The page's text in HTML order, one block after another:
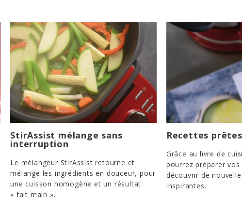
StirAssist mélange sans
interruption
Le mélangeur StirAssist retourne et
mélange les ingrédients en douceur, pour
une cuisson homogène et un résultat
« fait main ».
Recettes
Grâce au livre de
pourrez préparer
découvrir de
inspirantes.